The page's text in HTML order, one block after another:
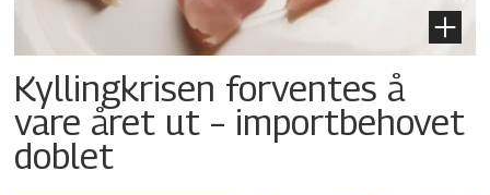
Kyllingkrisen forventes å
vare året ut – importbehovet
doblet